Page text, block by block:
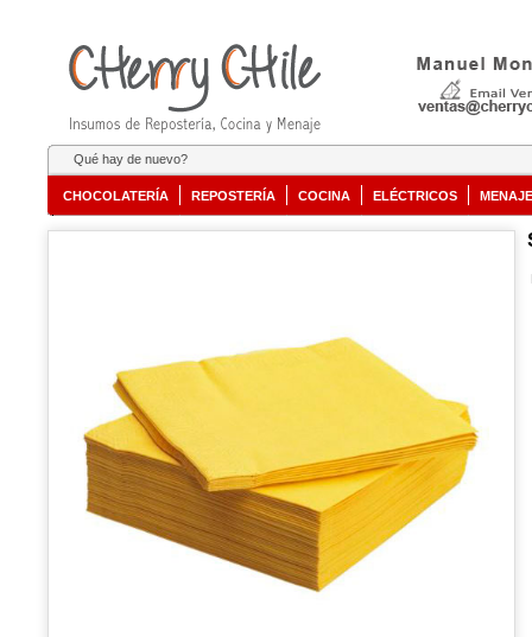
Qué hay de nuevo?
CHOCOLATERÍA REPOSTERÍA COCINA ELÉCTRICOS MENAJE